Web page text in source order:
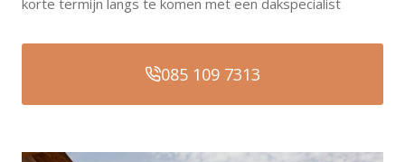
korte termijn langs te komen met een dakspecialist
085 109 7313